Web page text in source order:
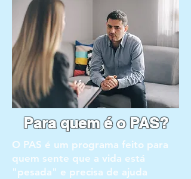
Para quem é o PAS?
O PAS é um programa feito para
quem sente que a vida está
"pesada" e precisa de ajuda